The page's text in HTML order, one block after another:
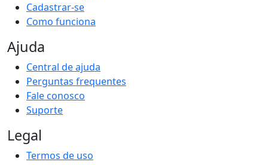
Cadastrar-se
Como funciona
Ajuda
Central de ajuda
Perguntas frequentes
Fale conosco
Suporte
Legal
Termos de uso